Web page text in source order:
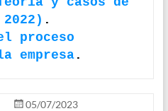
.
proceso
empresa.
05/07/2023